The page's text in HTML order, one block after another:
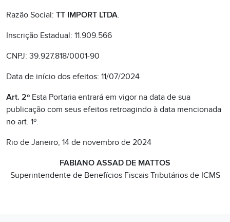
Razão Social: TT IMPORT LTDA.
Inscrição Estadual: 11.909.566
CNPJ: 39.927.818/0001-90
Data de início dos efeitos: 11/07/2024
Art. 2º Esta Portaria entrará em vigor na data de sua
publicação com seus efeitos retroagindo à data mencionada
no art. 1º.
Rio de Janeiro, 14 de novembro de 2024
FABIANO ASSAD DE MATTOS
Superintendente de Benefícios Fiscais Tributários de ICMS